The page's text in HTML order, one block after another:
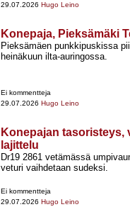
29.07.2026 Hugo Leino
Konepaja, Pieksämäki
Pieksämäen punkkipuskissa
heinäkuun ilta-​auringossa.
Ei kommentteja
29.07.2026 Hugo Leino
Konepajan tasoristeys,
lajittelu
Dr19 2861 vetämässä
veturi vaihdetaan sudeksi.
Ei kommentteja
29.07.2026 Hugo Leino